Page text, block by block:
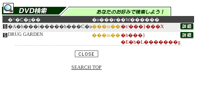
�^�C�g�� �o���ғ��W������
�A�h���i�����h���C�u���m���t/���}���X
DRUG GARDEN
���m���h���}
�E�h�L�������g
SEARCH TOP